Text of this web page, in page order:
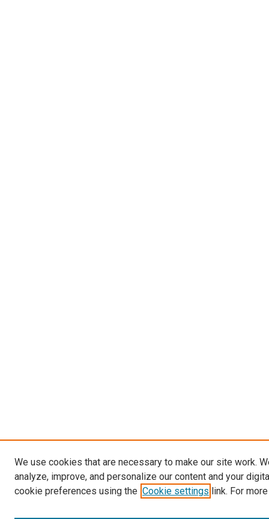
We use cookies that are necessary to make our site work.
analyze, improve, and personalize our content and your
cookie preferences using the Cookie settings link. For